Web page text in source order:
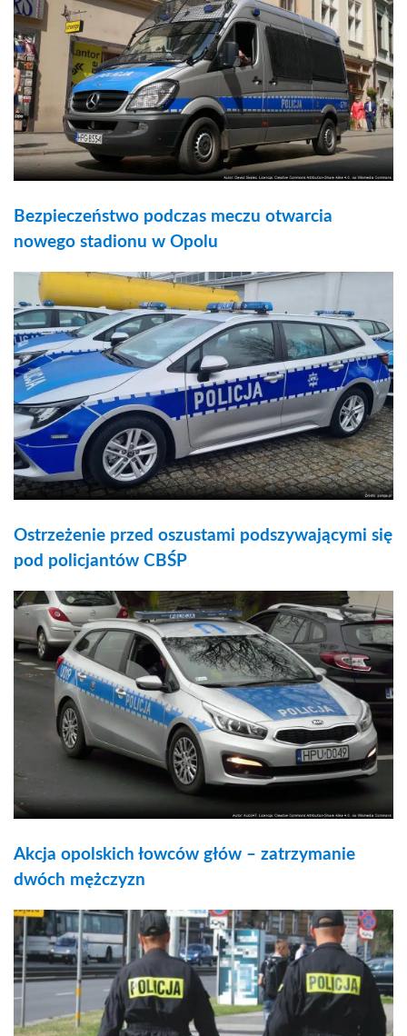
Bezpieczeństwo podczas meczu otwarcia
nowego stadionu w Opolu
Ostrzeżenie przed oszustami podszywającymi się
pod policjantów CBŚP
Akcja opolskich łowców głów – zatrzymanie
dwóch mężczyzn